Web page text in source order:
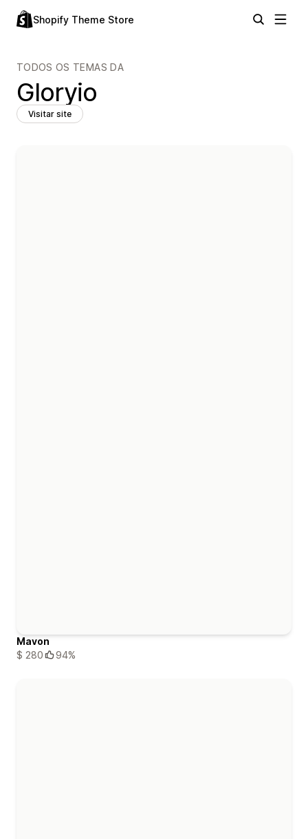
Shopify Theme Store
TODOS OS TEMAS DA
Gloryio
Visitar site
Mavon
$ 280
94%